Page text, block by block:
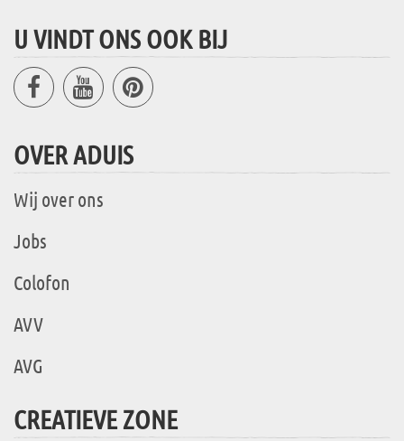
U VINDT ONS OOK BIJ
OVER ADUIS
Wij over ons
Jobs
Colofon
AVV
AVG
CREATIEVE ZONE